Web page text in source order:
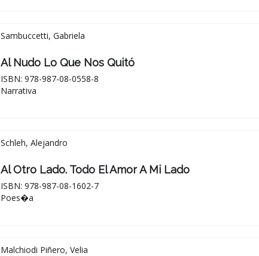
Sambuccetti, Gabriela
Al Nudo Lo Que Nos Quitó
ISBN: 978-987-08-0558-8
Narrativa
Schleh, Alejandro
Al Otro Lado. Todo El Amor A Mi Lado
ISBN: 978-987-08-1602-7
Poes�a
Malchiodi Piñero, Velia